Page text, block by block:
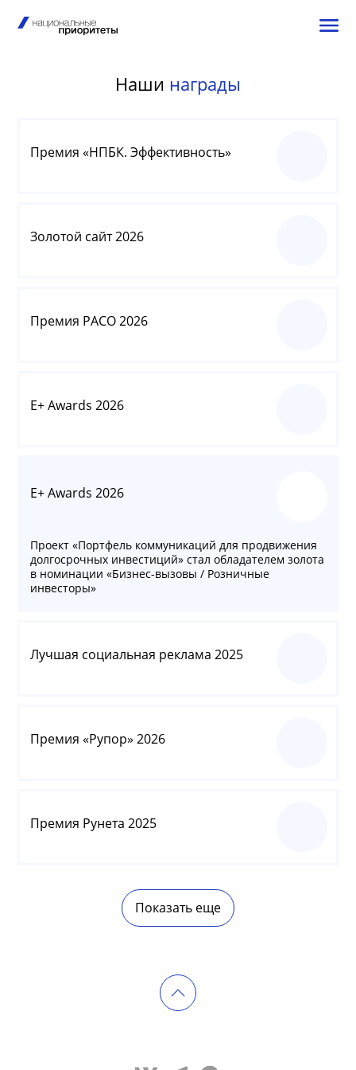
Наши награды
Премия «НПБК. Эффективность»
Золотой сайт 2026
Премия РАСО 2026
E+ Awards 2026
E+ Awards 2026
Проект «Портфель коммуникаций для продвижения
долгосрочных инвестиций» стал обладателем золота
в номинации «Бизнес-вызовы / Розничные
инвесторы»
Лучшая социальная реклама 2025
Премия «Рупор» 2026
Премия Рунета 2025
Показать еще